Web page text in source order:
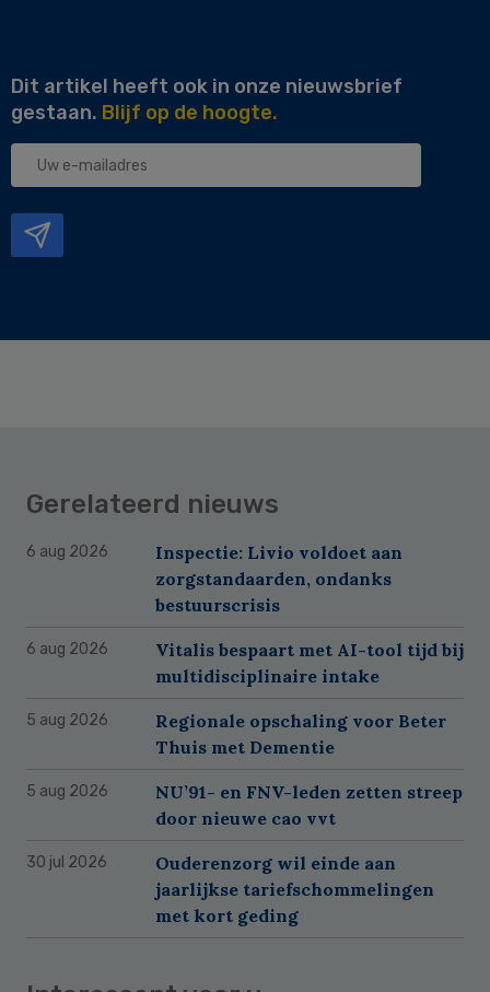
Dit artikel heeft ook in onze nieuwsbrief
gestaan. Blijf op de hoogte.
Uw
Gerelateerd nieuws
6 aug 2026
Inspectie: Livio voldoet aan
zorgstandaarden, ondanks
bestuurscrisis
6 aug 2026
Vitalis bespaart met AI-tool tijd bij
multidisciplinaire intake
5 aug 2026
Regionale opschaling voor Beter
Thuis met Dementie
5 aug 2026
NU’91- en FNV-leden zetten streep
door nieuwe cao vvt
30 jul 2026
Ouderenzorg wil einde aan
jaarlijkse tariefschommelingen
met kort geding